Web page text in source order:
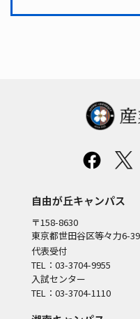
自由が丘キャンパス
〒158-8630
東京都世田谷区等々力6-
代表受付
TEL：03-3704-9955
入試センター
TEL：03-3704-1110